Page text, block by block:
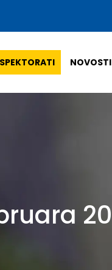
NOVOSTI